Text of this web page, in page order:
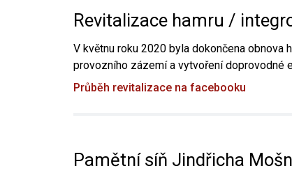
Revitalizace hamru /
V květnu roku 2020 byla dokončena obnova
provozního zázemí a vytvoření doprovodné
Průběh revitalizace na facebooku
Pamětní síň Jindřicha